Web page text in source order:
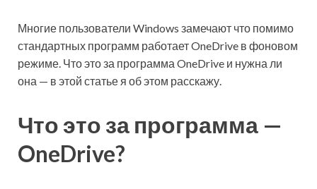
Многие пользователи Windows замечают что помимо
стандартных программ работает OneDrive в фоновом
режиме. Что это за программа OneDrive и нужна ли
она — в этой статье я об этом расскажу.
Что это за программа —
OneDrive?